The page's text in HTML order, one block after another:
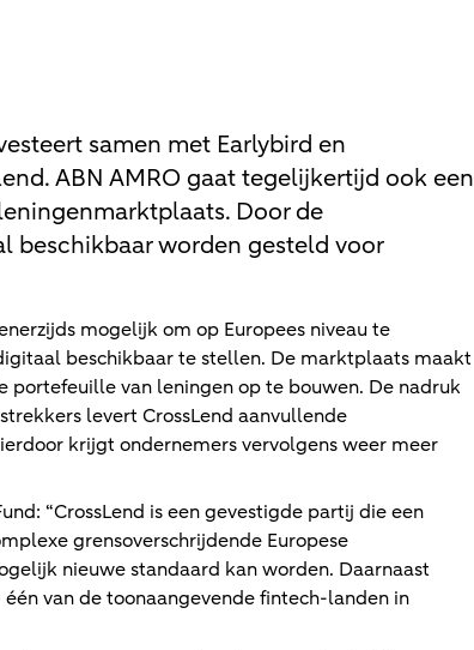
samen met Earlybird en
ABN AMRO gaat tegelijkertijd ook een
Door de
beschikbaar worden gesteld voor
mogelijk om op Europees niveau te
beschikbaar te stellen. De marktplaats maakt
van leningen op te bouwen. De nadruk
levert CrossLend aanvullende
krijgt ondernemers vervolgens weer meer
“CrossLend is een gevestigde partij die een
grensoverschrijdende Europese
nieuwe standaard kan worden. Daarnaast
van de toonaangevende fintech-landen in